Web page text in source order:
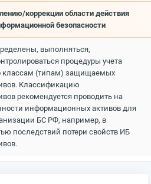
коррекции области действия
безопасности
выполняться,
процедуры учета
классам (типам) защищаемых
Классификацию
рекомендуется проводить на
информационных активов для
БС РФ, например, в
последствий потери свойств ИБ